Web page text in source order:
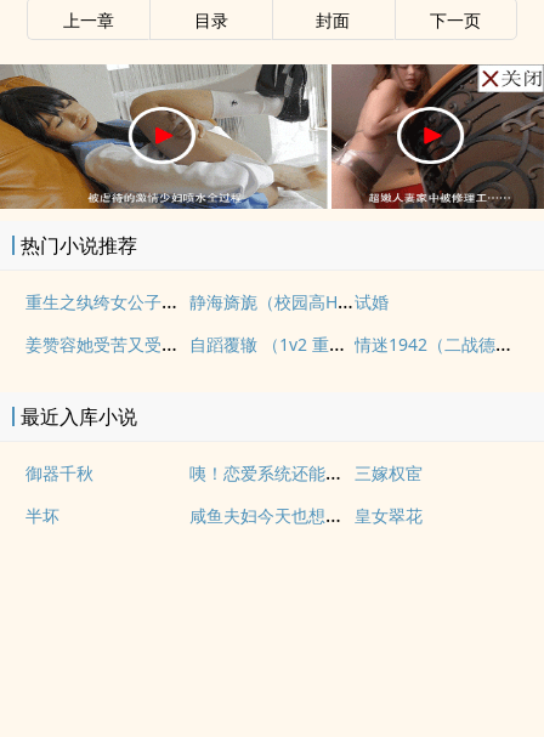
上一章 目录 封面 下一页
热门小说推荐
重生之纨绔女公子（NPH） 静海旖旎（校园高H）试婚
姜赞容她受苦又受难（NPH） 自蹈覆辙 （1v2 重生） 情迷1942（二战德国）
最近入库小说
御器千秋 咦！恋爱系统还能这么用吗
三嫁权宦
半坏
咸鱼夫妇今天也想躺平 皇女翠花